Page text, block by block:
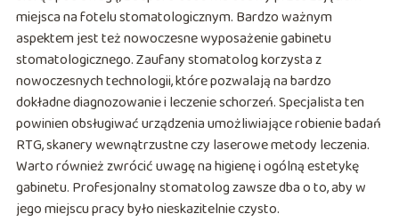
miejsca na fotelu stomatologicznym. Bardzo ważnym
aspektem jest też nowoczesne wyposażenie gabinetu
stomatologicznego. Zaufany stomatolog korzysta z
nowoczesnych technologii, które pozwalają na bardzo
dokładne diagnozowanie i leczenie schorzeń. Specjalista ten
powinien obsługiwać urządzenia umożliwiające robienie badań
RTG, skanery wewnątrzustne czy laserowe metody leczenia.
Warto również zwrócić uwagę na higienę i ogólną estetykę
gabinetu. Profesjonalny stomatolog zawsze dba o to, aby w
jego miejscu pracy było nieskazitelnie czysto.